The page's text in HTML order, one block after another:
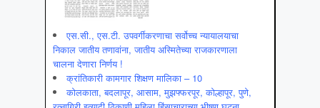
एस.सी., एस.टी. उपवर्गीकरणाचा सर्वोच्च न्यायालयाचा
निकाल जातीय तणावांना, जातीय अस्मितेच्या राजकारणाला
चालना देणारा निर्णय !
क्रांतिकारी कामगार शिक्षण मालिका – 10
कोलकाता, बदलापूर, आसाम, मुझफ्फरपूर, कोल्हापूर, पुणे,